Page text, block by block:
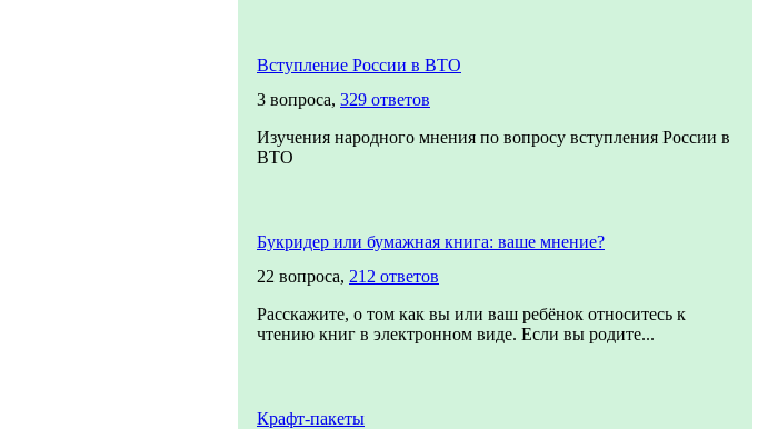
Вступление России в ВТО
3 вопроса, 329 ответов
Изучения народного мнения по вопросу вступления России в
ВТО
Букридер или бумажная книга: ваше мнение?
22 вопроса, 212 ответов
Расскажите, о том как вы или ваш ребёнок относитесь к
чтению книг в электронном виде. Если вы родите...
Крафт-пакеты